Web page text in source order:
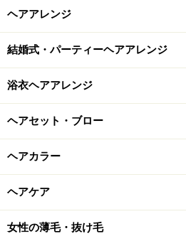
ヘアアレンジ
結婚式・パーティーヘアアレンジ
浴衣ヘアアレンジ
ヘアセット・ブロー
ヘアカラー
ヘアケア
女性の薄毛・抜け毛